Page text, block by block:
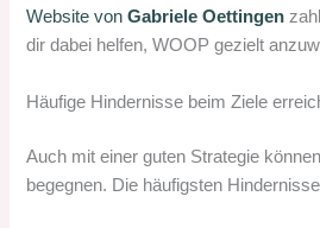
Website vonGabriele Oettingen
dir dabei helfen, WOOP gezielt
Häufige Hindernisse beim Ziele
Auch mit einer guten Strategie
begegnen. Die häufigsten